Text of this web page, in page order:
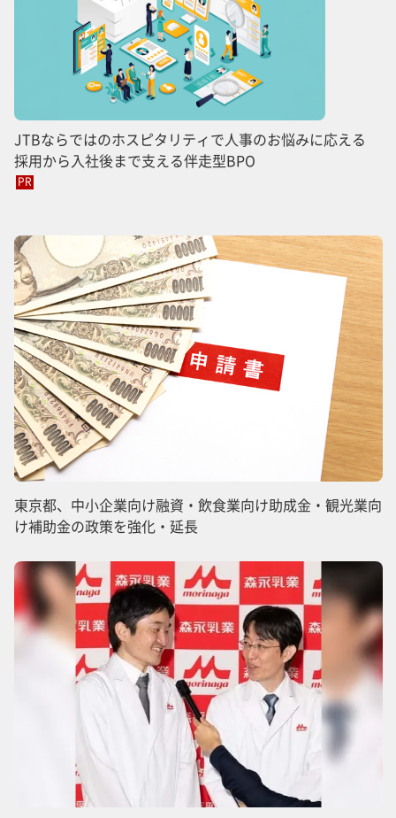
JTBならではのホスピタリティで人事のお悩みに応える
採用から入社後まで支える伴走型BPO
PR
東京都、中小企業向け融資・飲食業向け助成金・観光業向
け補助金の政策を強化・延長